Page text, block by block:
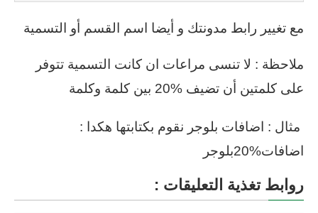
مع تغيير رابط مدونتك و أيضا اسم القسم أو التسمية
ملاحظة : لا تنسى مراعات ان كانت التسمية تتوفر
على كلمتين أن تضيف %20 بين كلمة وكلمة
مثال : اضافات بلوجر نقوم بكتابتها هكدا :
اضافات%20بلوجر
روابط تغذية التعليقات :